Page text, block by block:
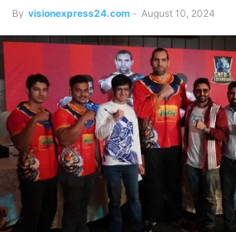
By visionexpress24.com - August 10, 2024